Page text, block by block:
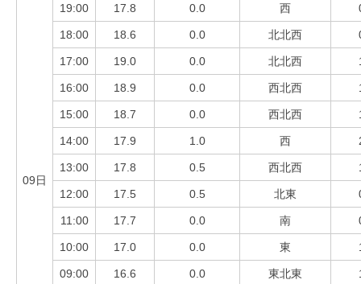
09日
19:00 17.8 0.0 西
18:00 18.6 0.0 北北西
17:00 19.0 0.0 北北西
16:00 18.9 0.0 西北西
15:00 18.7 0.0 西北西
14:00 17.9 1.0 西
13:00 17.8 0.5 西北西
12:00 17.5 0.5 北東
11:00 17.7 0.0 南
10:00 17.0 0.0 東
09:00 16.6 0.0 東北東